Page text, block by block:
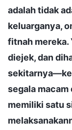
adalah tidak
keluarganya,
fitnah mereka.
diejek, dan
segala macam
memiliki satu